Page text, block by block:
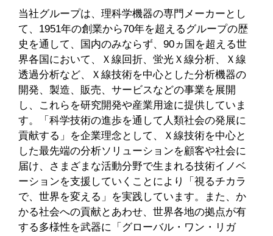
当社グループは、理科学機器の専門メーカーとし
て、1951年の創業から70年を超えるグループの歴
史を通して、国内のみならず、90ヵ国を超える世
界各国において、Ｘ線回折、蛍光Ｘ線分析、Ｘ線
透過分析など、Ｘ線技術を中心とした分析機器の
開発、製造、販売、サービスなどの事業を展開
し、これらを研究開発や産業用途に提供していま
す。「科学技術の進歩を通して人類社会の発展に
貢献する」を企業理念として、Ｘ線技術を中心と
した最先端の分析ソリューションを顧客や社会に
届け、さまざまな活動分野で生まれる技術イノベ
ーションを支援していくことにより「視るチカラ
で、世界を変える」を実践しています。また、か
かる社会への貢献とあわせ、世界各地の拠点が有
する多様性を武器に「グローバル・ワン・リガ